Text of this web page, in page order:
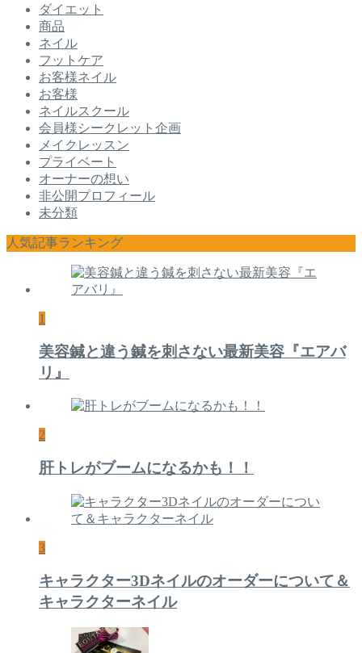
ダイエット
商品
ネイル
フットケア
お客様ネイル
お客様
ネイルスクール
会員様シークレット企画
メイクレッスン
プライベート
オーナーの想い
非公開プロフィール
未分類
人気記事ランキング
1
美容鍼と違う鍼を刺さない最新美容『エアバ
リ』
2
肝トレがブームになるかも！！
3
キャラクター3Dネイルのオーダーについて＆
キャラクターネイル